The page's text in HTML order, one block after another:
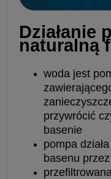
Działanie
naturalną
woda jest
przywrócić
basenie
pompa
basenu